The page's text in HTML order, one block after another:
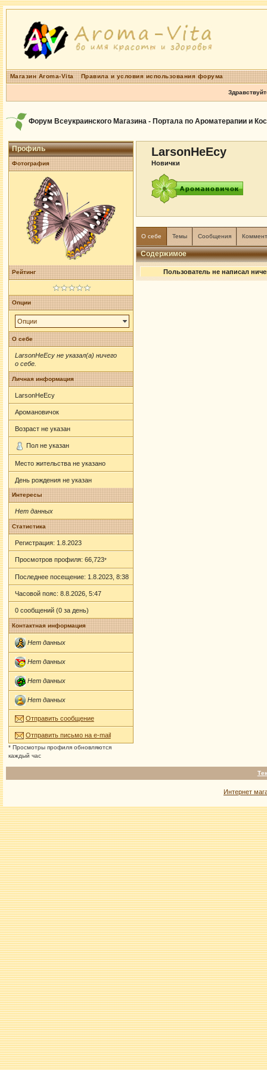
Магазин Aroma-Vita Правила и условия использования форума
Форум Всеукраинского Магазина - Портала по Ароматерапии и
Профиль
Фотография
Рейтинг
Опции
Опции
О себе
LarsonHeEcy не указал(а) ничего
о себе.
Личная информация
LarsonHeEcy
Аромановичок
Возраст не указан
Пол не указан
Место жительства не указано
День рождения не указан
Интересы
Нет данных
Статистика
Регистрация: 1.8.2023
Просмотров профиля: 66,723*
Последнее посещение: 1.8.2023, 8:38
Часовой пояс: 8.8.2026, 5:47
0 сообщений (0 за день)
Контактная информация
Нет данных
Нет данных
Нет данных
Нет данных
Отправить сообщение
Отправить письмо на e-mail
* Просмотры профиля обновляются
каждый час
LarsonHeEcy
Новички
О себе Темы Сообщения
Содержимое
Пользователь не написал
Интернет